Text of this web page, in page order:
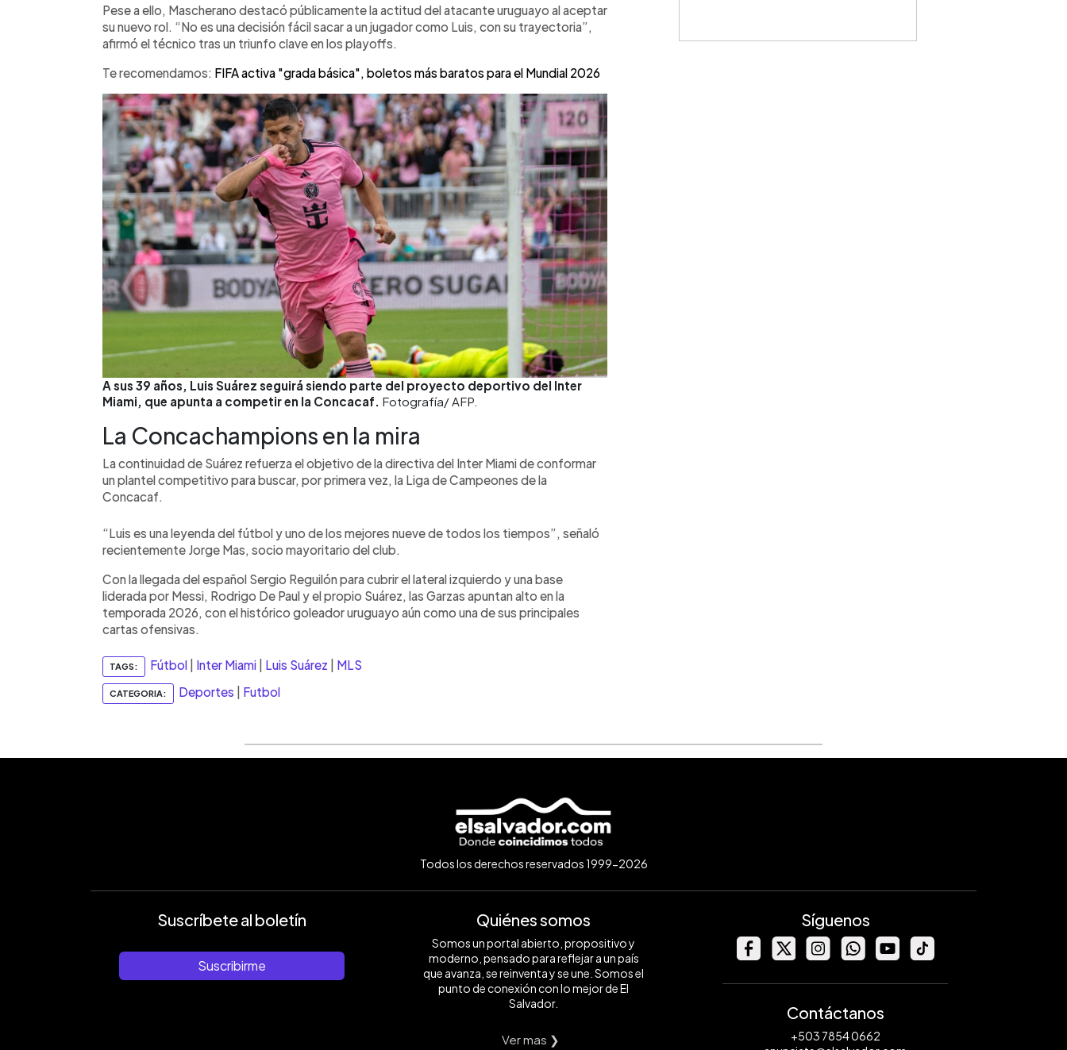
Pese a ello, Mascherano destacó públicamente la actitud del atacante uruguayo al aceptar
su nuevo rol. “No es una decisión fácil sacar a un jugador como Luis, con su trayectoria”,
afirmó el técnico tras un triunfo clave en los playoffs.
Te recomendamos: FIFA activa "grada básica", boletos más baratos para el Mundial 2026
A sus 39 años, Luis Suárez seguirá siendo parte del proyecto deportivo del Inter
Miami, que apunta a competir en la Concacaf. Fotografía/ AFP.
La Concachampions en la mira
La continuidad de Suárez refuerza el objetivo de la directiva del Inter Miami de conformar
un plantel competitivo para buscar, por primera vez, la Liga de Campeones de la
Concacaf.
“Luis es una leyenda del fútbol y uno de los mejores nueve de todos los tiempos”, señaló
recientemente Jorge Mas, socio mayoritario del club.
Con la llegada del español Sergio Reguilón para cubrir el lateral izquierdo y una base
liderada por Messi, Rodrigo De Paul y el propio Suárez, las Garzas apuntan alto en la
temporada 2026, con el histórico goleador uruguayo aún como una de sus principales
cartas ofensivas.
TAGS: Fútbol Inter Miami Luis Suárez MLS
CATEGORIA: Deportes Futbol
Todos los derechos reservados 1999-2026
Suscríbete al boletín
Suscribirme
Quiénes somos
Somos un portal abierto, propositivo y
moderno, pensado para reflejar a un país
que avanza, se reinventa y se une. Somos el
punto de conexión con lo mejor de El
Salvador.
Ver mas ❯
Síguenos
Contáctanos
+503 7854 0662